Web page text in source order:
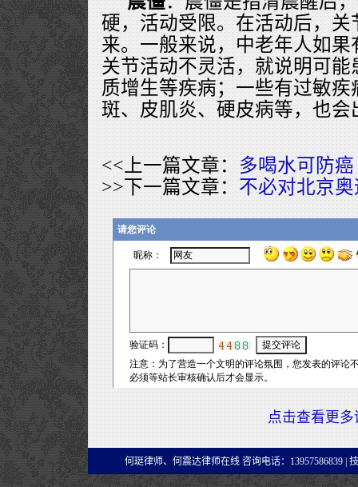
硬，活动受限。在活动后，
来。一般来说，中老年人如
关节活动不灵活，就说明可
质增生等疾病；一些有过敏
斑、皮肌炎、硬皮病等，也
<<上一篇文章：多喝水可防癌
>>下一篇文章：不必对北京
点击查看更多
何珽律师、何震达律师在线 咨询电话：13957586839 |